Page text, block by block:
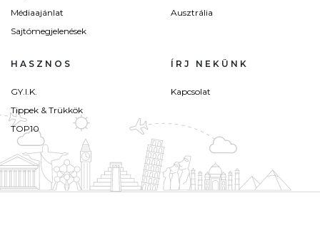
Médiaajánlat
Sajtómegjelenések
Ausztrália
HASZNOS
GY.I.K.
Tippek & Trükkök
TOP10
ÍRJ NEKÜNK
Kapcsolat